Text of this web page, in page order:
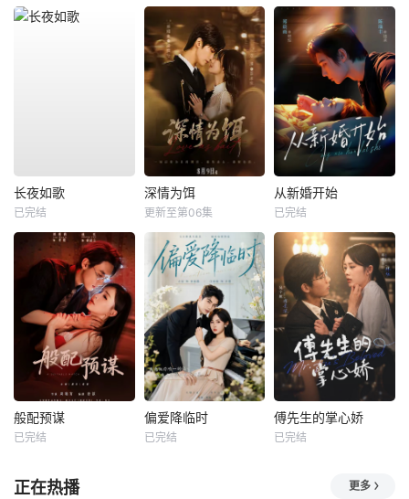
长夜如歌
已完结
深情为饵
更新至第06集
从新婚开始
已完结
般配预谋
已完结
偏爱降临时
已完结
傅先生的掌心娇
已完结
正在热播 更多